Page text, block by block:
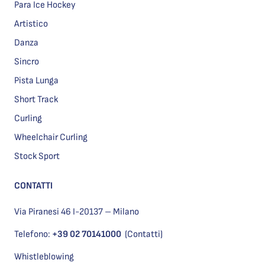
Para Ice Hockey
Artistico
Danza
Sincro
Pista Lunga
Short Track
Curling
Wheelchair Curling
Stock Sport
CONTATTI
Via Piranesi 46 I-20137 – Milano
Telefono: +39 02 70141000 (Contatti)
Whistleblowing